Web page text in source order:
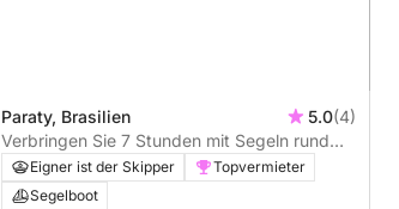
Paraty, Brasilien 5.0(4)
Verbringen Sie 7 Stunden mit Segeln rund
um Paraty.
Eigner ist der Skipper
Topvermieter
Segelboot